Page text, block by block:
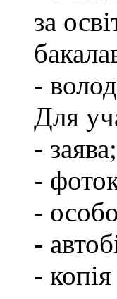
за
-
Для
- заява;
-
-
-
-